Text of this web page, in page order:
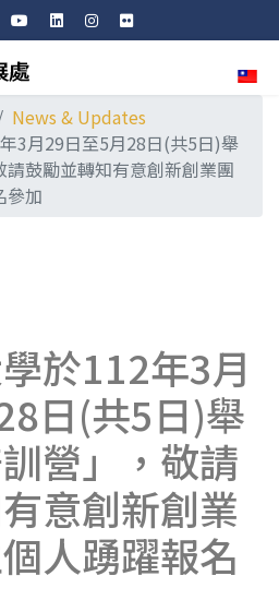
News & Updates
3月29日至5月28日(共5日)舉
鼓勵並轉知有意創新創業團
參加
於112年3月
日(共5日)舉
營」，敬請
意創新創業
人踴躍報名